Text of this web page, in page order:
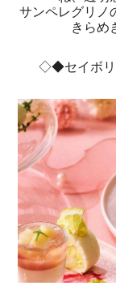
サンペレグリノ
きらめ
◇◆セイボリ